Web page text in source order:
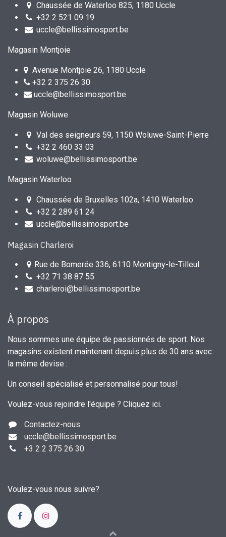
Chaussée de Waterloo 825, 1180 Uccle
+32 2 521 09 19
uccle@bellissimosport.be
Magasin Montjoie
Avenue Montjoie 26, 1180 Uccle
+32 2 375 26 30
uccle@bellissimosport.be
Magasin Woluwe
Val des seigneurs 59, 1150 Woluwe-Saint-Pierre
+32 2 460 33 03
woluwe@bellissimosport.be
Magasin Waterloo
Chaussée de Bruxelles 102a, 1410 Waterloo
+32 2 289 61 24
uccle@bellissimosport.be
Magasin Charleroi
Rue de Bomerée 336, 6110 Montigny-le-Tilleul
+32 71 38 87 55
charleroi@bellissimosport.be
À propos
Nous sommes une équipe de passionnés de sport. Nos
magasins existent maintenant depuis plus de 30 ans avec
la même devise :
Un conseil spécialisé et personnalisé pour tous!
Voulez-vous rejoindre l'équipe ? Cliquez ici.
Contactez-nous
uccle@bellissimosport.be
+3 2 2 375 26 30
Voulez-vous nous suivre?